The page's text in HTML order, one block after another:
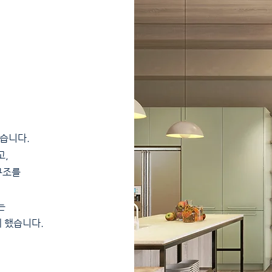
니다.
,
조를
했습니다.